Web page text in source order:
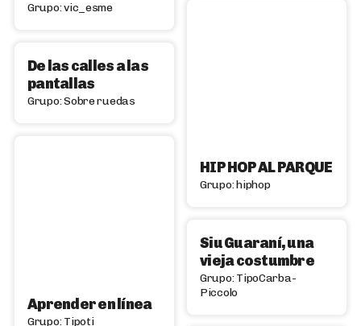
Grupo: vic_esme
HIP HOP AL PARQUE
Grupo: hiphop
De las calles a las
pantallas
Grupo: Sobre ruedas
Aprender en línea
Grupo: Tipoti
Siu Guaraní, una
vieja costumbre
Grupo: TipoCarba-
Piccolo